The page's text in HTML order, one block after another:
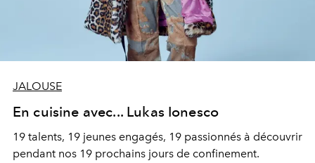
JALOUSE
En cuisine avec... Lukas Ionesco
19 talents, 19 jeunes engagés, 19 passionnés à découvrir
pendant nos 19 prochains jours de confinement.